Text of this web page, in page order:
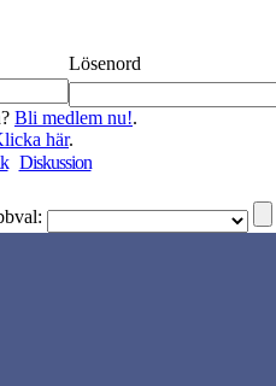
Lösenord
Bli medlem nu!.
här.
Diskussion